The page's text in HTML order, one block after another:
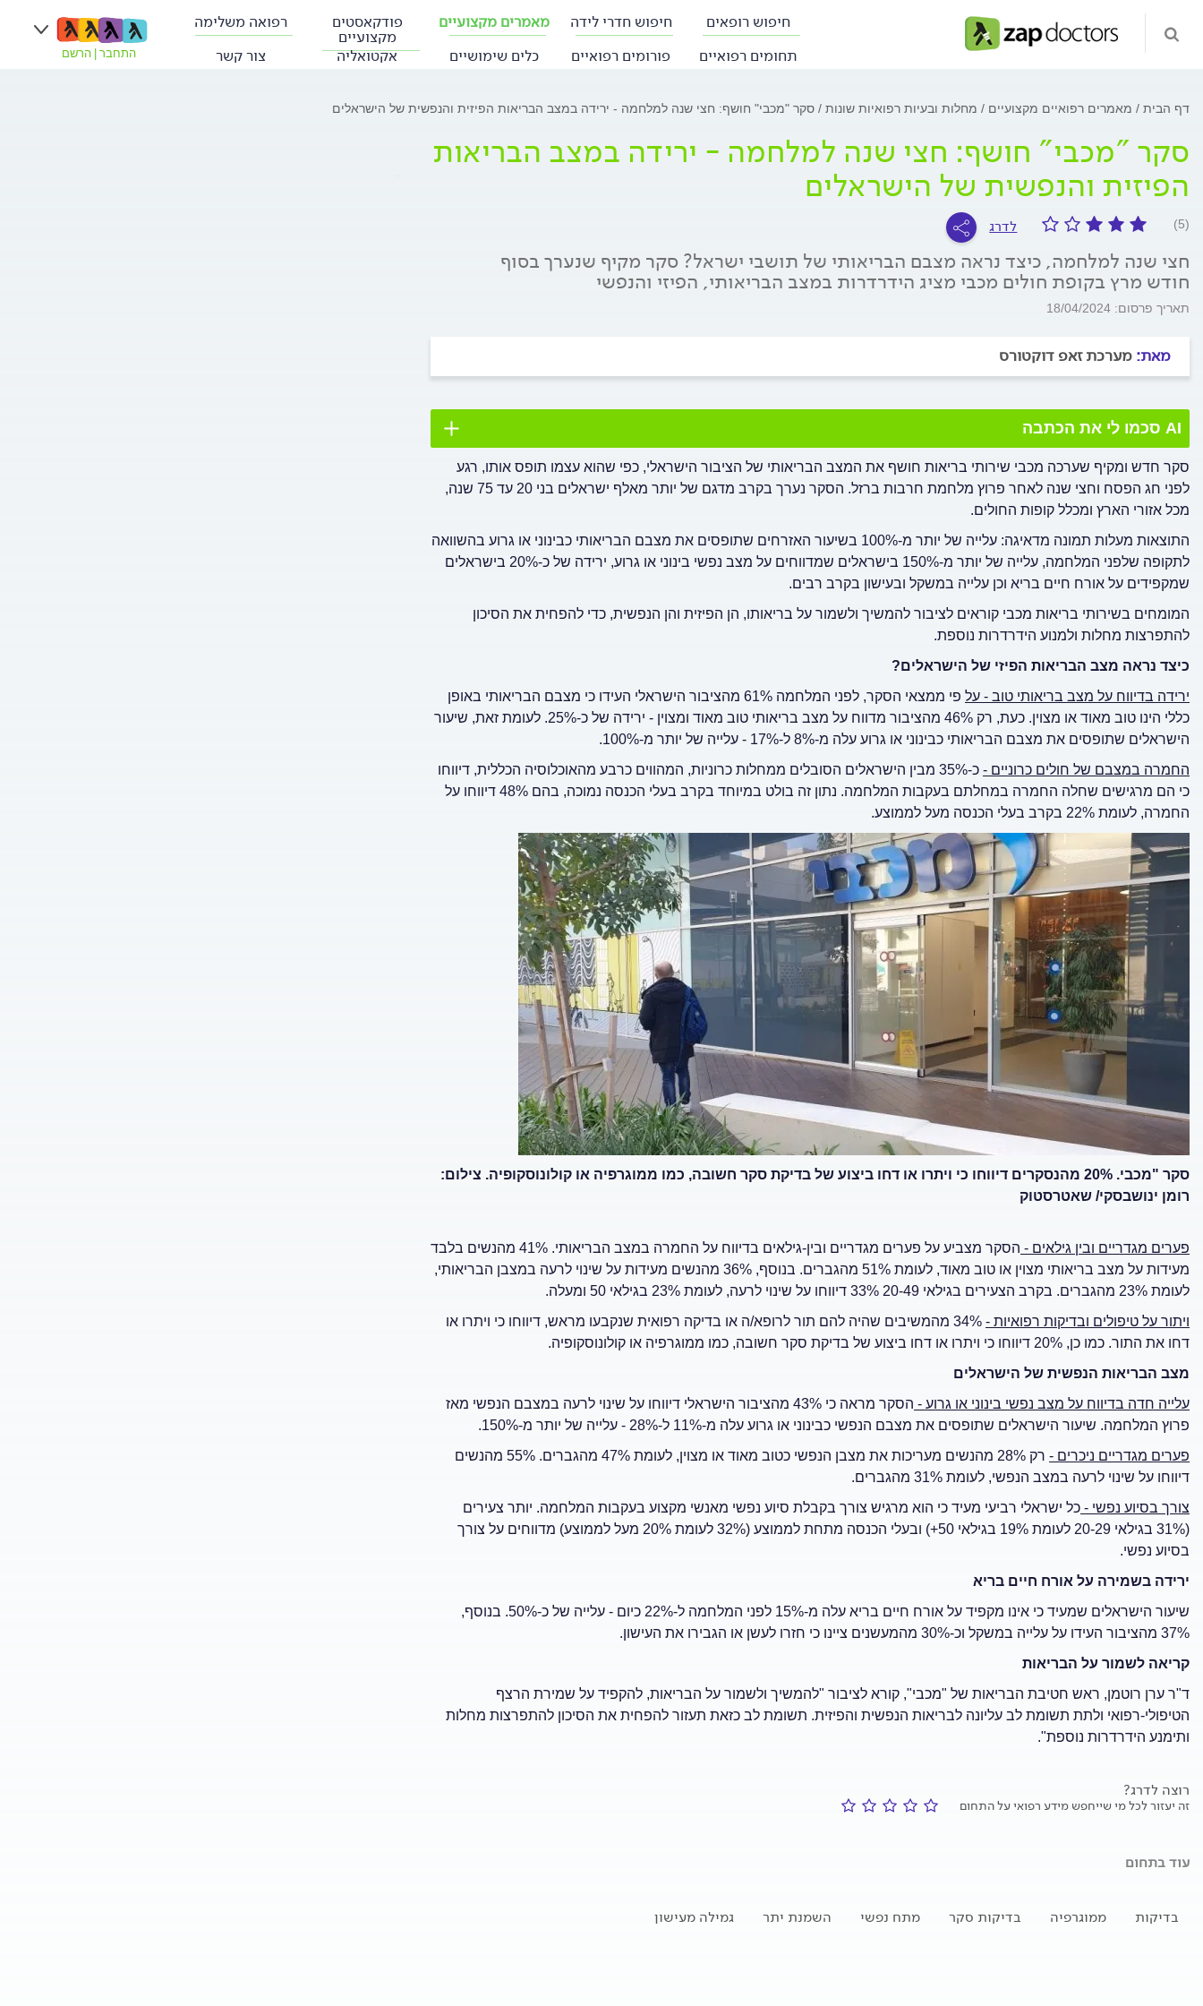
חיפוש רופאים חיפוש חדרי לידה מאמרים מקצועיים פודקאסטים
מקצועיים
רפואה משלימה
תחומים רפואיים
פורומים רפואיים כלים שימושיים אקטואליה צור קשר התחבר הרשם
דף הבית מאמרים רפואיים מקצועיים מחלות ובעיות רפואיות שונות סקר "מכבי" חושף: חצי שנה למלחמה - ירידה במצב הבריאות הפיזית והנפשית של הישראלים
סקר "מכבי" חושף: חצי שנה למלחמה - ירידה במצב הבריאות
הפיזית והנפשית של הישראלים
(5) לדרג
חצי שנה למלחמה, כיצד נראה מצבם הבריאותי של תושבי ישראל? סקר מקיף שנערך בסוף
חודש מרץ בקופת חולים מכבי מציג הידרדרות במצב הבריאותי, הפיזי והנפשי
תאריך פרסום: 18/04/2024
מאת: מערכת זאפ דוקטורס
AI סכמו לי את הכתבה
סקר חדש ומקיף שערכה מכבי שירותי בריאות חושף את המצב הבריאותי של הציבור הישראלי, כפי שהוא עצמו תופס אותו, רגע
לפני חג הפסח וחצי שנה לאחר פרוץ מלחמת חרבות ברזל. הסקר נערך בקרב מדגם של יותר מאלף ישראלים בני 20 עד 75 שנה,
מכל אזורי הארץ ומכלל קופות החולים.
התוצאות מעלות תמונה מדאיגה: עלייה של יותר מ-100% בשיעור האזרחים שתופסים את מצבם הבריאותי כבינוני או גרוע בהשוואה
לתקופה שלפני המלחמה, עלייה של יותר מ-150% בישראלים שמדווחים על מצב נפשי בינוני או גרוע, ירידה של כ-20% בישראלים
שמקפידים על אורח חיים בריא וכן עלייה במשקל ובעישון בקרב רבים.
המומחים בשירותי בריאות מכבי קוראים לציבור להמשיך ולשמור על בריאותו, הן הפיזית והן הנפשית, כדי להפחית את הסיכון
להתפרצות מחלות ולמנוע הידרדרות נוספת.
כיצד נראה מצב הבריאות הפיזי של הישראלים?
ירידה בדיווח על מצב בריאותי טוב - על
פי ממצאי הסקר, לפני המלחמה 61% מהציבור הישראלי העידו כי מצבם הבריאותי באופן
כללי הינו טוב מאוד או מצוין. כעת, רק 46% מהציבור מדווח על מצב בריאותי טוב מאוד ומצוין - ירידה של כ-25%. לעומת זאת, שיעור
הישראלים שתופסים את מצבם הבריאותי כבינוני או גרוע עלה מ-8% ל-17% - עלייה של יותר מ-100%.
החמרה במצבם של חולים כרוניים -
כ-35% מבין הישראלים הסובלים ממחלות כרוניות, המהווים כרבע מהאוכלוסיה הכללית, דיווחו
כי הם מרגישים שחלה החמרה במחלתם בעקבות המלחמה. נתון זה בולט במיוחד בקרב בעלי הכנסה נמוכה, בהם 48% דיווחו על
החמרה, לעומת 22% בקרב בעלי הכנסה מעל לממוצע.
סקר "מכבי. 20% מהנסקרים דיווחו כי ויתרו או דחו ביצוע של בדיקת סקר חשובה, כמו ממוגרפיה או קולונוסקופיה. צילום:
רומן ינושבסקי/ שאטרסטוק
פערים מגדריים ובין גילאים -
הסקר מצביע על פערים מגדריים ובין-גילאים בדיווח על החמרה במצב הבריאותי. 41% מהנשים בלבד
מעידות על מצב בריאותי מצוין או טוב מאוד, לעומת 51% מהגברים. בנוסף, 36% מהנשים מעידות על שינוי לרעה במצבן הבריאותי,
לעומת 23% מהגברים. בקרב הצעירים בגילאי 20-49 33% דיווחו על שינוי לרעה, לעומת 23% בגילאי 50 ומעלה.
ויתור על טיפולים ובדיקות רפואיות -
34% מהמשיבים שהיה להם תור לרופא/ה או בדיקה רפואית שנקבעו מראש, דיווחו כי ויתרו או
דחו את התור. כמו כן, 20% דיווחו כי ויתרו או דחו ביצוע של בדיקת סקר חשובה, כמו ממוגרפיה או קולונוסקופיה.
מצב הבריאות הנפשית של הישראלים
עלייה חדה בדיווח על מצב נפשי בינוני או גרוע -
הסקר מראה כי 43% מהציבור הישראלי דיווחו על שינוי לרעה במצבם הנפשי מאז
פרוץ המלחמה. שיעור הישראלים שתופסים את מצבם הנפשי כבינוני או גרוע עלה מ-11% ל-28% - עלייה של יותר מ-150%.
פערים מגדריים ניכרים -
רק 28% מהנשים מעריכות את מצבן הנפשי כטוב מאוד או מצוין, לעומת 47% מהגברים. 55% מהנשים
דיווחו על שינוי לרעה במצב הנפשי, לעומת 31% מהגברים.
צורך בסיוע נפשי - כל ישראלי רביעי מעיד כי הוא מרגיש צורך בקבלת סיוע נפשי מאנשי מקצוע בעקבות המלחמה. יותר צעירים
(31% בגילאי 20-29 לעומת 19% בגילאי 50+) ובעלי הכנסה מתחת לממוצע (32% לעומת 20% מעל לממוצע) מדווחים על צורך
בסיוע נפשי.
ירידה בשמירה על אורח חיים בריא
שיעור הישראלים שמעיד כי אינו מקפיד על אורח חיים בריא עלה מ-15% לפני המלחמה ל-22% כיום - עלייה של כ-50%. בנוסף,
37% מהציבור העידו על עלייה במשקל וכ-30% מהמעשנים ציינו כי חזרו לעשן או הגבירו את העישון.
קריאה לשמור על הבריאות
ד"ר ערן רוטמן, ראש חטיבת הבריאות של "מכבי", קורא לציבור "להמשיך ולשמור על הבריאות, להקפיד על שמירת הרצף
הטיפולי-רפואי ולתת תשומת לב עליונה לבריאות הנפשית והפיזית. תשומת לב כזאת תעזור להפחית את הסיכון להתפרצות מחלות
ותימנע הידרדרות נוספת".
רוצה לדרג?
זה יעזור לכל מי שייחפש מידע רפואי על התחום
עוד בתחום
בדיקות ממוגרפיה בדיקות סקר מתח נפשי השמנת יתר גמילה מעישון